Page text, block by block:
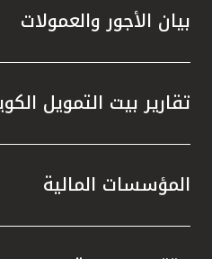
بيان الأجور والعمولات
تقارير بيت التمويل
المؤسسات المالية